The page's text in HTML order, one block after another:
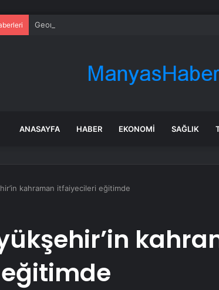
George Russell: Düzlüklerdeki Ciddi Sorun Takım
ANASAYFA HABER EKONOMI SAĞLIK
kahraman itfaiyecileri eğitimde